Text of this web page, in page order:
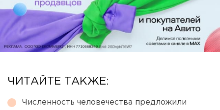
ЧИТАЙТЕ ТАКЖЕ:
Численность человечества предложили